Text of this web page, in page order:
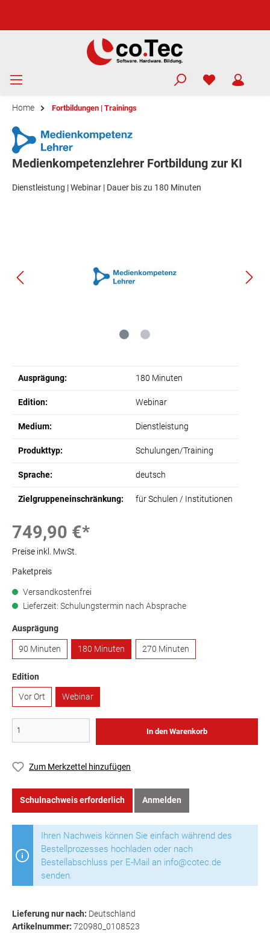
Home Fortbildungen | Trainings
Medienkompetenzlehrer Fortbildung zur KI
Dienstleistung | Webinar | Dauer bis zu 180 Minuten
Ausprägung: 180 Minuten
Edition: Webinar
Medium: Dienstleistung
Produkttyp: Schulungen/Training
Sprache: deutsch
Zielgruppeneinschränkung: für Schulen / Institutionen
749,90 €*
Preise inkl. MwSt.
Paketpreis
Versandkostenfrei
Lieferzeit: Schulungstermin nach Absprache
Ausprägung
90 Minuten
180 Minuten 270 Minuten
Edition
Vor Ort
Webinar
In den Warenkorb
Zum Merkzettel hinzufügen
Schulnachweis erforderlich Anmelden
Ihren Nachweis können Sie einfach während des
Bestellprozesses hochladen oder nach
Bestellabschluss per E-Mail an info@cotec.de
senden.
Lieferung nur nach: Deutschland
Artikelnummer: 720980_0108523